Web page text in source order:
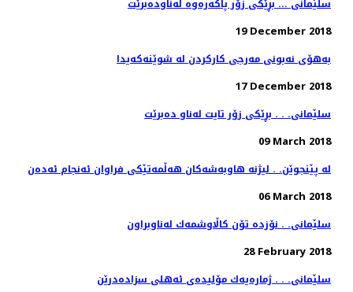
سلێمانی ... بڕێكی زۆر پاكه‌ره‌وه‌ له‌ناوده‌برێت
19 December 2018
به‌هۆی نه‌بونی مه‌رجی كاركردن له‌ شوێنه‌كه‌یدا
17 December 2018
سلێمانی. . . بڕێكی زۆر تایت له‌ناو ده‌برێت
09 March 2018
له‌ پێنجوێن. . لیژنه‌ هاوبه‌شه‌كان هه‌ڵمه‌تێكی فراوان ئه‌نجام ئه‌ده‌ن
06 March 2018
سلێمانی. . نۆزده‌ تۆن كاڵاوشمه‌ك له‌ناوبراون
28 February 2018
سلێمانی. . . ژماره‌یه‌ك مۆلیده‌ی ئه‌هلی سزاده‌درێن